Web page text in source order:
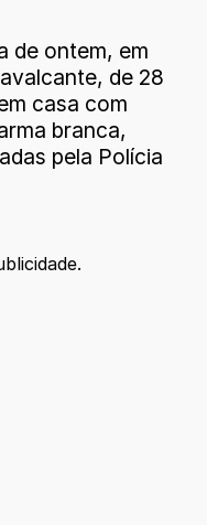
de ontem, em
de 28
casa com
branca,
pela Polícia